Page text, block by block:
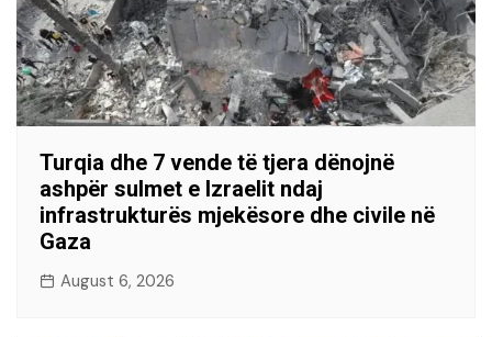
Turqia dhe 7 vende të tjera dënojnë
ashpër sulmet e Izraelit ndaj
infrastrukturës mjekësore dhe civile në
Gaza
August 6, 2026